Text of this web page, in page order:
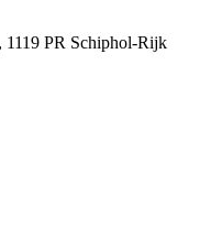
1119 PR Schiphol-Rijk